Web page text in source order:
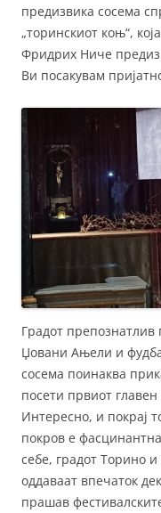
предизвика сосема
„торинскиот коњ“,
Фридрих Ниче
Ви посакувам
Градот препознатлив
Џовани Ањели и
сосема поинаква
посети првиот
Интересно, и покрај
покров е
себе, градот Торино
оддаваат впечаток
прашав